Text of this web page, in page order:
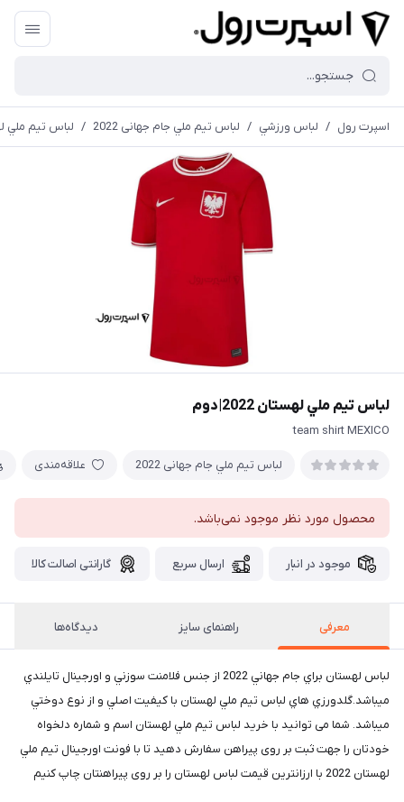
اسپرت رول / لباس ورزشي / لباس تيم ملي جام جهانی 2022 / لباس تيم ملي
لباس تيم ملي لهستان 2022|دوم
team shirt MEXICO
لباس تيم ملي جام جهانی 2022 علاقه‌مندی
محصول مورد نظر موجود نمی‌باشد.
موجود در انبار ارسال سریع گارانتی اصالت کالا
معرفی راهنمای سایز دیدگاه‌ها
لباس لهستان براي جام جهاني 2022 از جنس فلامنت سوزني و اورجينال تايلندي
ميباشد.گلدورزي هاي لباس تيم ملي لهستان با كيفيت اصلي و از نوع دوختي
ميباشد. شما می توانید با خريد لباس تيم ملي لهستان اسم و شماره دلخواه
خودتان را جهت ثبت بر روی پیراهن سفارش دهید تا با فونت اورجینال تيم ملي
لهستان 2022 با ارزانترين قيمت لباس لهستان را بر روی پیراهنتان چاپ كنيم